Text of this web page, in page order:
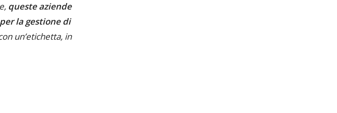
queste aziende
la gestione di
un’etichetta, in